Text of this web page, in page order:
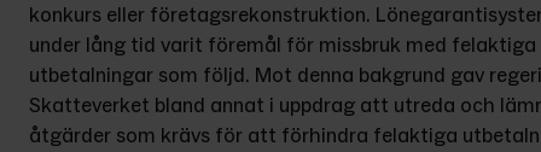
konkurs eller företagsrekonstruktion.
under lång tid varit föremål för missbruk med felaktiga
utbetalningar som följd. Mot denna bakgrund gav
Skatteverket bland annat i uppdrag att utreda och
åtgärder som krävs för att förhindra felaktiga